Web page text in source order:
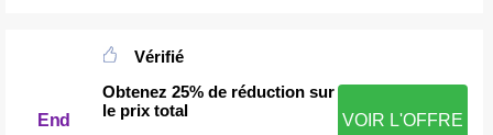
End
Vérifié
Obtenez 25% de réduction sur
le prix total
VOIR L'OFFRE